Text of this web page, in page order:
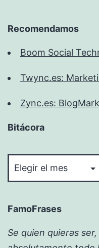
Recomendamos
Boom Social
Twync.es:
Zync.es:
Bitácora
FamoFrases
Se quien quieras